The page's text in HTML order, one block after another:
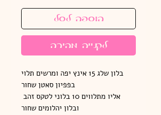
הוספה לסל
לקנייה מהירה
בלון שלג 15 אינץ יפה ומרשים תלוי
בפפיון סאטן שחור
אליו מתלווים 10 בלוני לטקס זהב
ובלון יהלומים שחור